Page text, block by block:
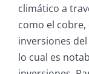
climático a
como el
inversiones
lo cual es